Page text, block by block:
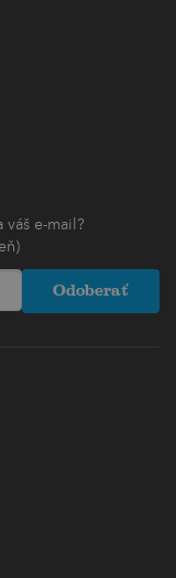
e-mail?
Odoberať